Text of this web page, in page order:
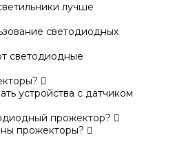
лучше
светодиодных
светодиодные
устройства с датчиком
прожектор?
прожекторы?